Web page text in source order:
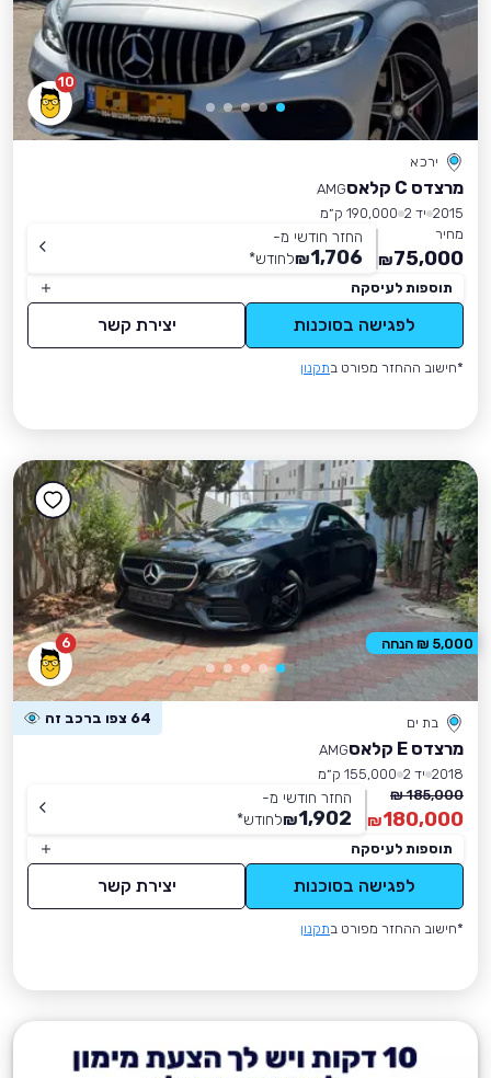
10
ירכא
מרצדס C קלאס
AMG
2015 יד 2
190,000 ק״מ
מחיר
75,000
₪
החזר חודשי מ-
1,706
₪לחודש*
תוספות לעיסקה
לפגישה בסוכנות יצירת קשר
*חישוב ההחזר מפורט בתקנון
6
בת ים 64 צפו ברכב זה
מרצדס E קלאס
AMG
2018 יד 2
155,000 ק״מ
185,000 ₪
180,000
₪
החזר חודשי מ-
1,902
₪לחודש*
תוספות לעיסקה
לפגישה בסוכנות יצירת קשר
*חישוב ההחזר מפורט בתקנון
5,000 ₪ הנחה